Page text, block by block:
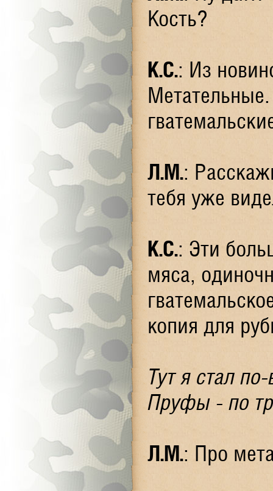
Кость?
К.С.: Из
Л.М.:
тебя уже
К.С.: Эти
мяса,
копия для
Тут я стал
Пруфы - по
Л.М.: Про